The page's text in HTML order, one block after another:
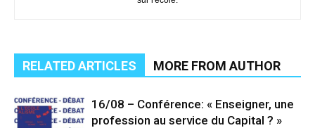
RELATED ARTICLES MORE FROM AUTHOR
16/08 – Conférence: « Enseigner, une
profession au service du Capital ? »